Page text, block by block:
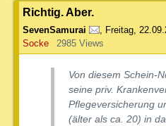
Richtig. Aber.
SevenSamurai , Freitag,
Socke
2985 Views
Von diesem Schein-
seine priv.
Pflegeversicherung
(älter als ca. 20) in